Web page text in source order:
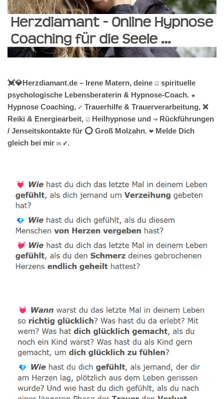
💓️💎Herzdiamant.de – Irene Matern, deine ☑️ spirituelle
psychologische Lebensberaterin & Hypnose-Coach. ★
Hypnose Coaching, ✓ Trauerhilfe & Trauerverarbeitung, ❌
Reiki & Energiearbeit, ☑️ Heilhypnose und ⇒ Rückführungen
/ Jenseitskontakte für ⭕ Groß Molzahn. ❤ Melde Dich
gleich bei mir ✉ ✔.